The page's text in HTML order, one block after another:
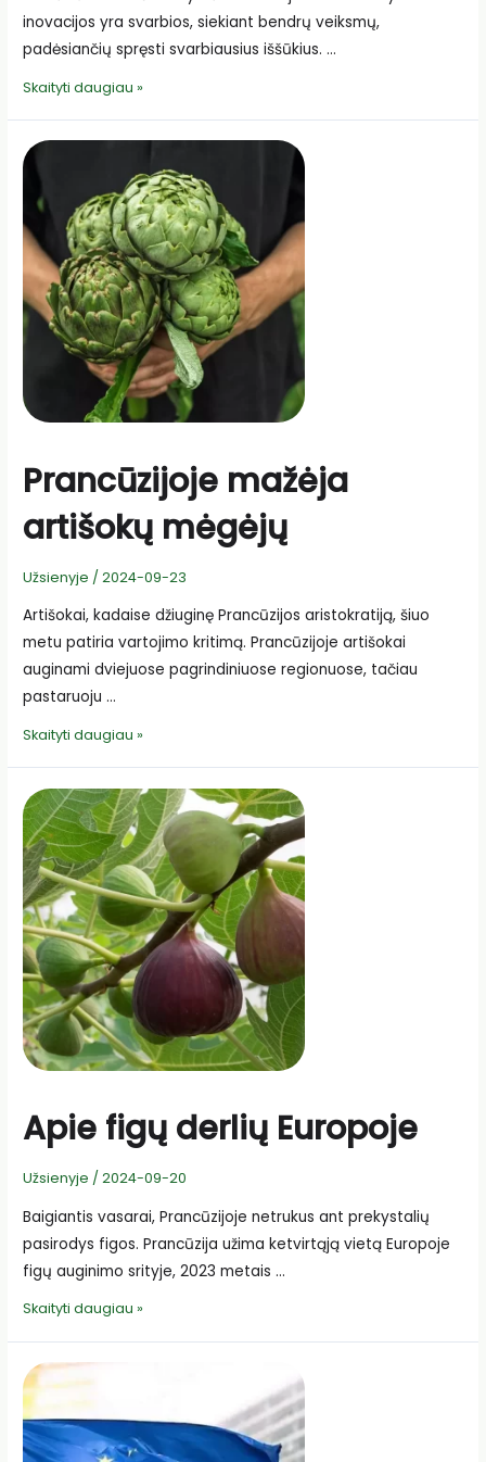
inovacijos yra svarbios, siekiant bendrų veiksmų,
padėsiančių spręsti svarbiausius iššūkius. …
Ūkininkų
žemės
ūkio
poreikiai
mokslinių
tyrimų
inovacijų
bendrojoje
programoje
Skaityti daugiau »
Prancūzijoje mažėja
artišokų mėgėjų
Užsienyje /2024-09-23
Artišokai, kadaise džiuginę Prancūzijos aristokratiją, šiuo
metu patiria vartojimo kritimą. Prancūzijoje artišokai
auginami dviejuose pagrindiniuose regionuose, tačiau
pastaruoju …
Prancūzijoje
mėgėjų
Skaityti daugiau »
Apie figų derlių Europoje
Užsienyje /2024-09-20
Baigiantis vasarai, Prancūzijoje netrukus ant prekystalių
pasirodys figos. Prancūzija užima ketvirtąją vietą Europoje
figų auginimo srityje, 2023 metais …
Apie
Europoje
Skaityti daugiau »